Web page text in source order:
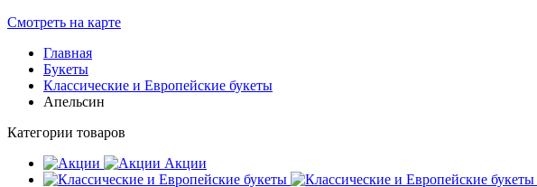
Смотреть на карте
Главная
Букеты
Классические и Европейские букеты
Апельсин
Категории товаров
Акции